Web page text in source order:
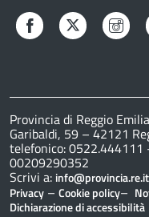
Facebook Twitter
Provincia di Reggio
Garibaldi, 59 – 42121
telefonico: 0522.444111
00209290352
Scrivi a: info@provincia.re.it
Privacy – Cookie policy–
Dichiarazione di accessibilità